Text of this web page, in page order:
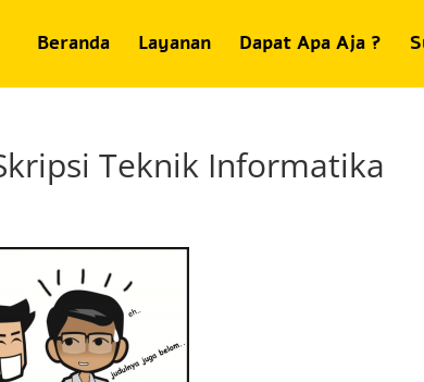
Beranda Layanan Dapat Apa Aja ?
Teknik Informatika